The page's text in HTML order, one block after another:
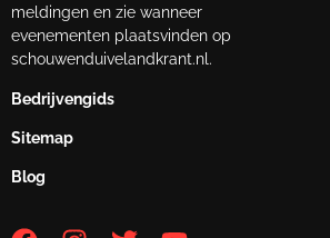
meldingen en zie wanneer
evenementen plaatsvinden op
schouwenduivelandkrant.nl.
Bedrijvengids
Sitemap
Blog